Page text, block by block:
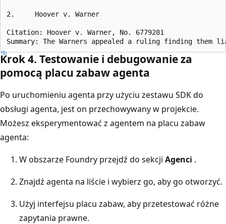
2.     Hoover v. Warner
Citation: Hoover v. Warner, No. 6779281
Krok 4. Testowanie i debugowanie za
pomocą placu zabaw agenta
Po uruchomieniu agenta przy użyciu zestawu SDK do
obsługi agenta, jest on przechowywany w projekcie.
Możesz eksperymentować z agentem na placu zabaw
agenta:
W obszarze Foundry przejdź do sekcji Agenci .
Znajdź agenta na liście i wybierz go, aby go otworzyć.
Użyj interfejsu placu zabaw, aby przetestować różne
zapytania prawne.